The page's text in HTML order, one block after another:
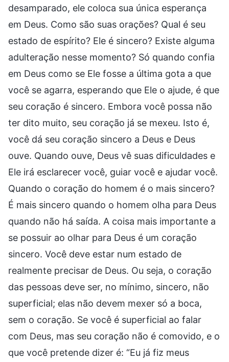
desamparado, ele coloca sua única esperança
em Deus. Como são suas orações? Qual é seu
estado de espírito? Ele é sincero? Existe alguma
adulteração nesse momento? Só quando confia
em Deus como se Ele fosse a última gota a que
você se agarra, esperando que Ele o ajude, é que
seu coração é sincero. Embora você possa não
ter dito muito, seu coração já se mexeu. Isto é,
você dá seu coração sincero a Deus e Deus
ouve. Quando ouve, Deus vê suas dificuldades e
Ele irá esclarecer você, guiar você e ajudar você.
Quando o coração do homem é o mais sincero?
É mais sincero quando o homem olha para Deus
quando não há saída. A coisa mais importante a
se possuir ao olhar para Deus é um coração
sincero. Você deve estar num estado de
realmente precisar de Deus. Ou seja, o coração
das pessoas deve ser, no mínimo, sincero, não
superficial; elas não devem mexer só a boca,
sem o coração. Se você é superficial ao falar
com Deus, mas seu coração não é comovido, e o
que você pretende dizer é: “Eu já fiz meus